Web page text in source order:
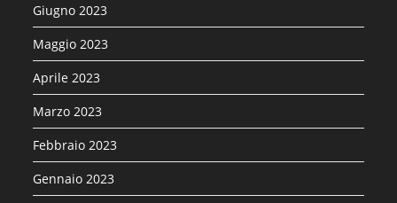
Giugno 2023
Maggio 2023
Aprile 2023
Marzo 2023
Febbraio 2023
Gennaio 2023